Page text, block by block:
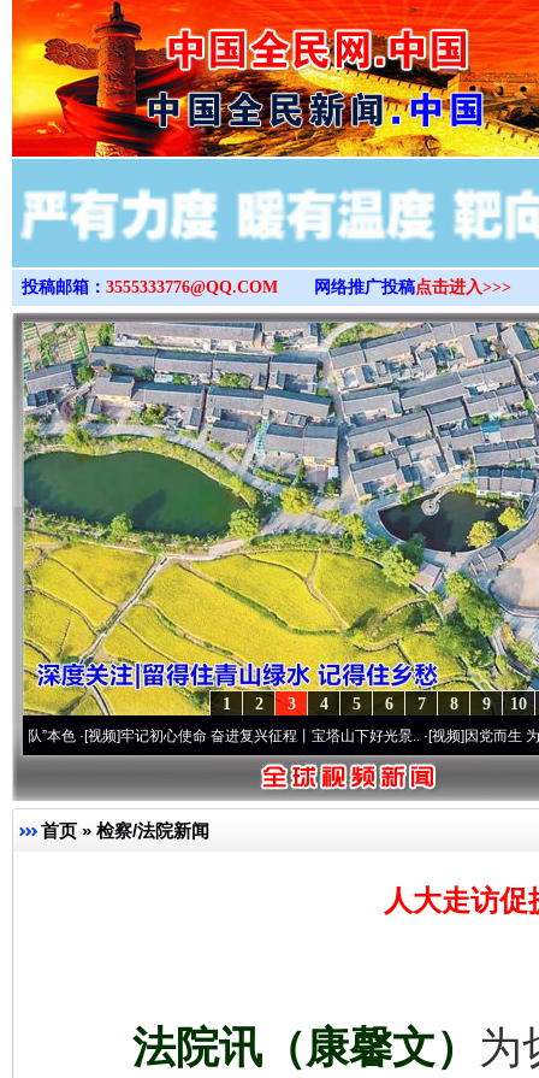
>
投稿邮箱： 3555333776@QQ.COM 网络推广投稿点击进入>>>
10
9
8
7
6
5
4
3
2
1
视频]牢记初心使命 奋进复兴征程丨宝塔山下好光景..·[视频]因党而生 为党而战——
首页 » 检察/法院新闻
人大走访
法院讯（康馨文） 为